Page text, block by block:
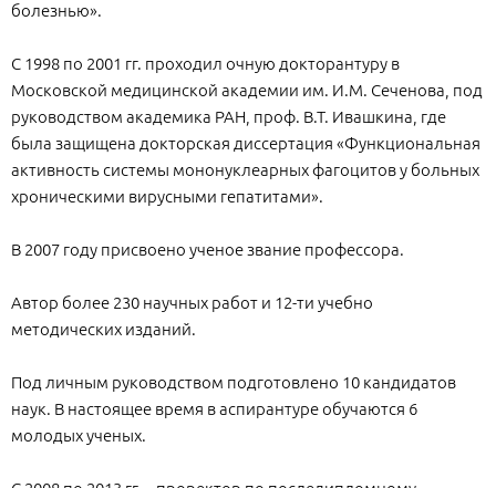
болезнью».
С 1998 по 2001 гг. проходил очную докторантуру в
Московской медицинской академии им. И.М. Сеченова, под
руководством академика РАН, проф. В.Т. Ивашкина, где
была защищена докторская диссертация «Функциональная
активность системы мононуклеарных фагоцитов у больных
хроническими вирусными гепатитами».
В 2007 году присвоено ученое звание профессора.
Автор более 230 научных работ и 12-ти учебно
методических изданий.
Под личным руководством подготовлено 10 кандидатов
наук. В настоящее время в аспирантуре обучаются 6
молодых ученых.